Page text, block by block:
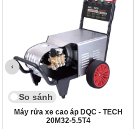
So sánh
Máy rửa xe cao áp DQC - TECH
20M32-5.5T4